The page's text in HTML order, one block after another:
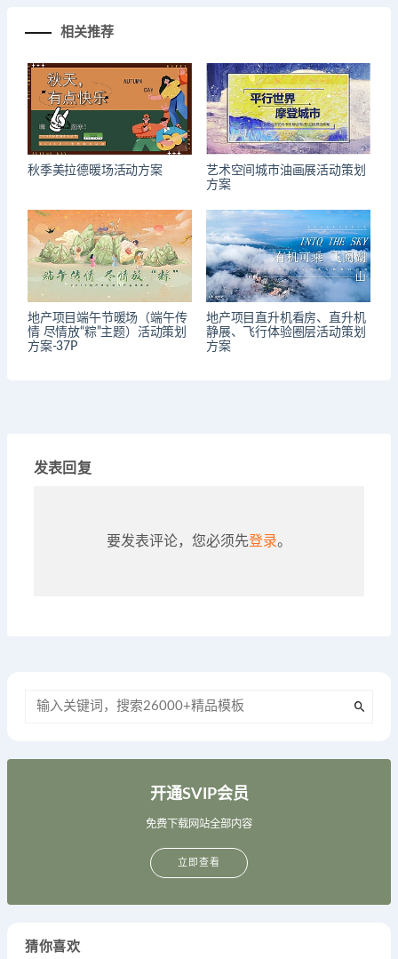
相关推荐
秋季美拉德暖场活动方案
艺术空间城市油画展活动策划
方案
地产项目端午节暖场（端午传
情 尽情放“粽”主题）活动策划
方案-37P
地产项目直升机看房、直升机
静展、飞行体验圈层活动策划
方案
发表回复
要发表评论，您必须先登录。
开通SVIP会员
免费下载网站全部内容
立即查看
猜你喜欢